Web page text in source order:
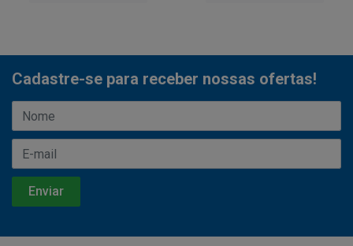
Cadastre-se para receber nossas ofertas!